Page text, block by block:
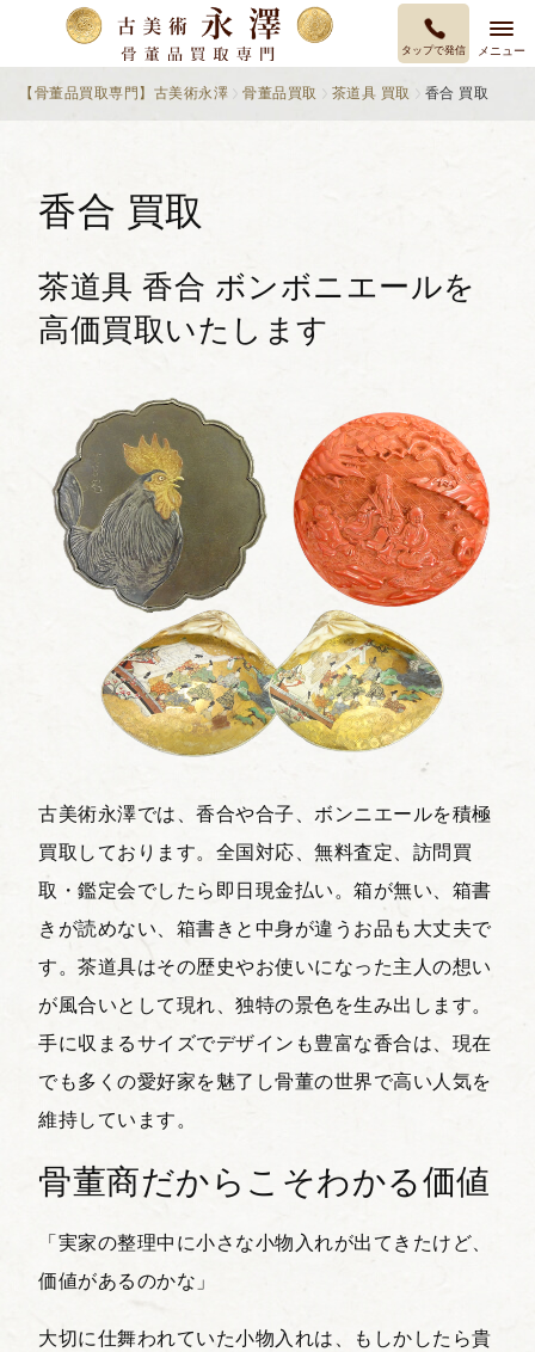
タップで発信 メニュー
【骨董品買取専門】古美術永澤 骨董品買取 茶道具 買取 香合 買取
香合 買取
茶道具 香合 ボンボニエールを
高価買取いたします
古美術永澤では、香合や合子、ボンニエールを積極
買取しております。全国対応、無料査定、訪問買
取・鑑定会でしたら即日現金払い。箱が無い、箱書
きが読めない、箱書きと中身が違うお品も大丈夫で
す。茶道具はその歴史やお使いになった主人の想い
が風合いとして現れ、独特の景色を生み出します。
手に収まるサイズでデザインも豊富な香合は、現在
でも多くの愛好家を魅了し骨董の世界で高い人気を
維持しています。
骨董商だからこそわかる価値
「実家の整理中に小さな小物入れが出てきたけど、
価値があるのかな」
大切に仕舞われていた小物入れは、もしかしたら貴